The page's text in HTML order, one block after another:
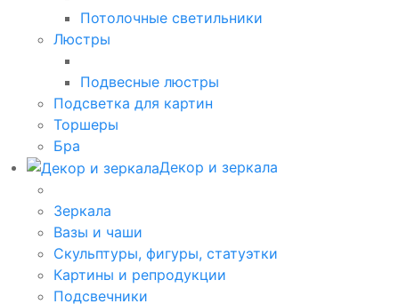
Потолочные светильники
Люстры
Подвесные люстры
Подсветка для картин
Торшеры
Бра
Декор и зеркала
Зеркала
Вазы и чаши
Скульптуры, фигуры, статуэтки
Картины и репродукции
Подсвечники